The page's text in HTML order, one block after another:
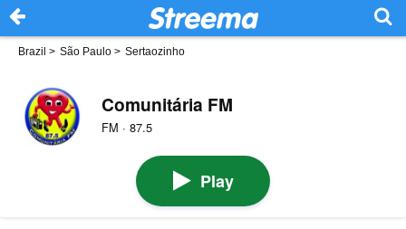
Brazil > São Paulo > Sertaozinho
Comunitária FM
FM · 87.5
Play